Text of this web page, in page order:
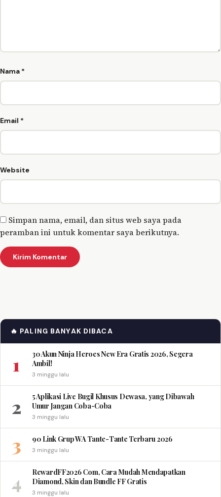
Nama *
Email *
Website
Simpan nama, email, dan situs web saya pada
peramban ini untuk komentar saya berikutnya.
🔥 PALING BANYAK DIBACA
1
30 Akun Ninja Heroes New Era Gratis 2026, Segera
Ambil!
3 minggu lalu
2
5 Aplikasi Live Bugil Khusus Dewasa, yang Dibawah
Umur Jangan Coba-Coba
3 minggu lalu
3 90 Link Grup WA Tante-Tante Terbaru 2026
3 minggu lalu
4
RewardFF2026 Com, Cara Mudah Mendapatkan
Diamond, Skin dan Bundle FF Gratis
3 minggu lalu